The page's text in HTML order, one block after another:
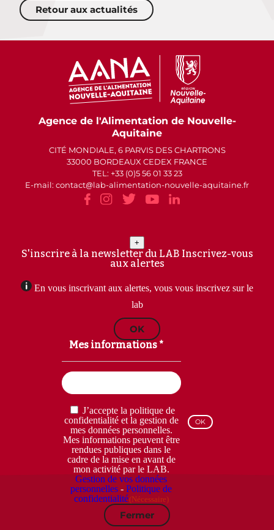
Retour aux actualités
Agence de l'Alimentation de Nouvelle-
Aquitaine
CITÉ MONDIALE, 6 PARVIS DES CHARTRONS
33000 BORDEAUX CEDEX FRANCE
TEL: +33 (0)5 56 01 33 23
E-mail: contact
lab-alimentation-nouvelle-aquitaine.fr
+
S'inscrire à la newsletter du LAB Inscrivez-vous
aux alertes
En vous inscrivant aux alertes, vous vous inscrivez sur le
lab
OK
Mes informations *
RGPD
(Nécessaire)
J’accepte la politique de
confidentialité et la gestion de
mes données personnelles.
Mes informations peuvent être
rendues publiques dans le
cadre de la mise en avant de
mon activité par le LAB.
Gestion de vos données
personnelles -Politique de
confidentialité(Nécessaire)
Fermer